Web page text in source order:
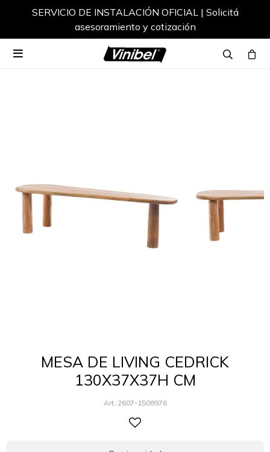
SERVICIO DE INSTALACIÓN OFICIAL | Solicitá
asesoramiento y cotización

MESA DE LIVING CEDRICK
130X37X37H CM
2607-1508976